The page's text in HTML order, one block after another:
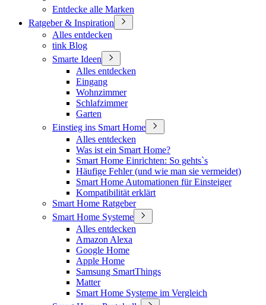
Entdecke alle Marken
Ratgeber & Inspiration
Alles entdecken
tink Blog
Smarte Ideen
Alles entdecken
Eingang
Wohnzimmer
Schlafzimmer
Garten
Einstieg ins Smart Home
Alles entdecken
Was ist ein Smart Home?
Smart Home Einrichten: So gehts`s
Häufige Fehler (und wie man sie vermeidet)
Smart Home Automationen für Einsteiger
Kompatibilität erklärt
Smart Home Ratgeber
Smart Home Systeme
Alles entdecken
Amazon Alexa
Google Home
Apple Home
Samsung SmartThings
Matter
Smart Home Systeme im Vergleich